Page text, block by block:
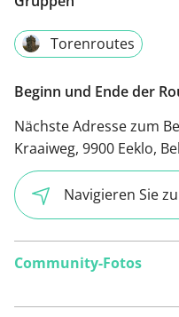
Torenroutes
Beginn und Ende der
Nächste Adresse zum
Kraaiweg, 9900 Eeklo,
Navigieren Sie
Community-Fotos